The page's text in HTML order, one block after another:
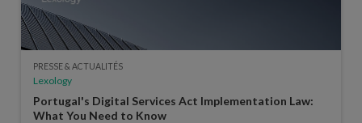
PRESSE & ACTUALITÉS
Lexology
Portugal's Digital Services Act Implementation Law:
What You Need to Know